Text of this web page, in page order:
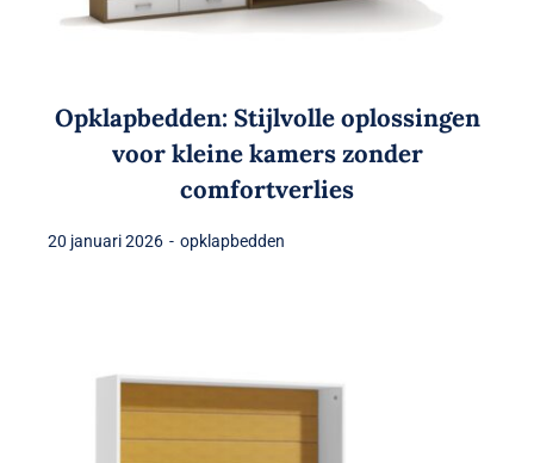
Opklapbedden: Stijlvolle oplossingen
voor kleine kamers zonder
comfortverlies
20 januari 2026 - opklapbedden